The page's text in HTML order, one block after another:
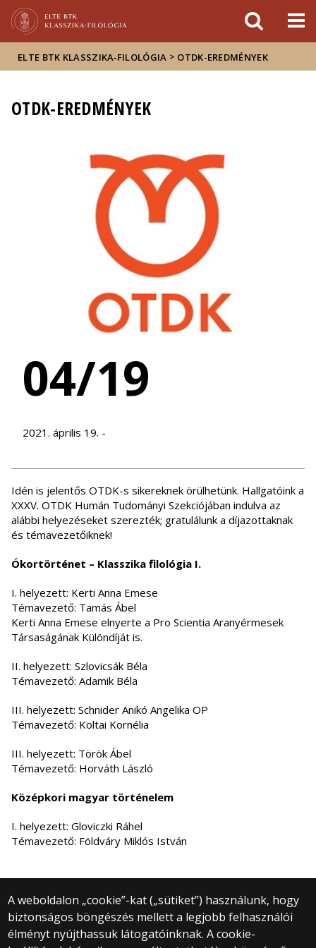
sajtóban
ELTE BTK KLASSZIKA‑FILOLÓGIA > OTDK-EREDMÉNYEK
OTDK-EREDMÉNYEK
04/19
2021. április 19. -
Idén is jelentős OTDK-s sikereknek örülhetünk. Hallgatóink a
XXXV. OTDK Humán Tudományi Szekciójában indulva az
alábbi helyezéseket szerezték; gratulálunk a díjazottaknak
és témavezetőiknek!
Ókortörténet – Klasszika filológia I.
I. helyezett: Kerti Anna Emese
Témavezető: Tamás Ábel
Kerti Anna Emese elnyerte a Pro Scientia Aranyérmesek
Társaságának Különdíját is.
II. helyezett: Szlovicsák Béla
Témavezető: Adamik Béla
III. helyezett: Schnider Anikó Angelika OP
Témavezető: Koltai Kornélia
III. helyezett: Török Ábel
Témavezető: Horváth László
Középkori magyar történelem
I. helyezett: Gloviczki Ráhel
Témavezető: Földváry Miklós István
A weboldalon „cookie”-kat („sütiket”) használunk, hogy
biztonságos böngészés mellett a legjobb felhasználói
élményt nyújthassuk látogatóinknak. A cookie-
© 2025 Eötvös Loránd Tudományegyetem
Minden jog fenntartva.